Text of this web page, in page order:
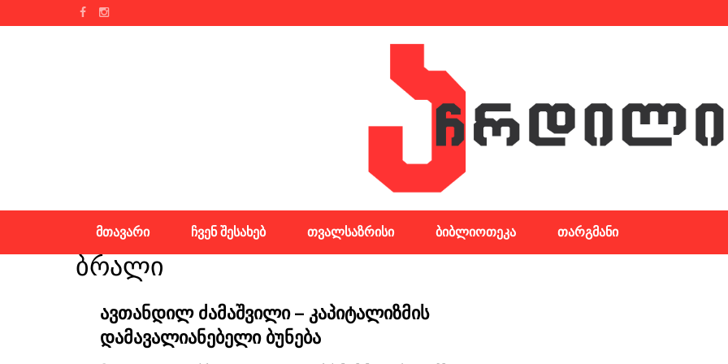
to
მთავარი ჩვენ შესახებ თვალსაზრისი ბიბლიოთეკა თარგმანი
ბრალი
ავთანდილ ძამაშვილი – კაპიტალიზმის
დამავალიანებელი ბუნება